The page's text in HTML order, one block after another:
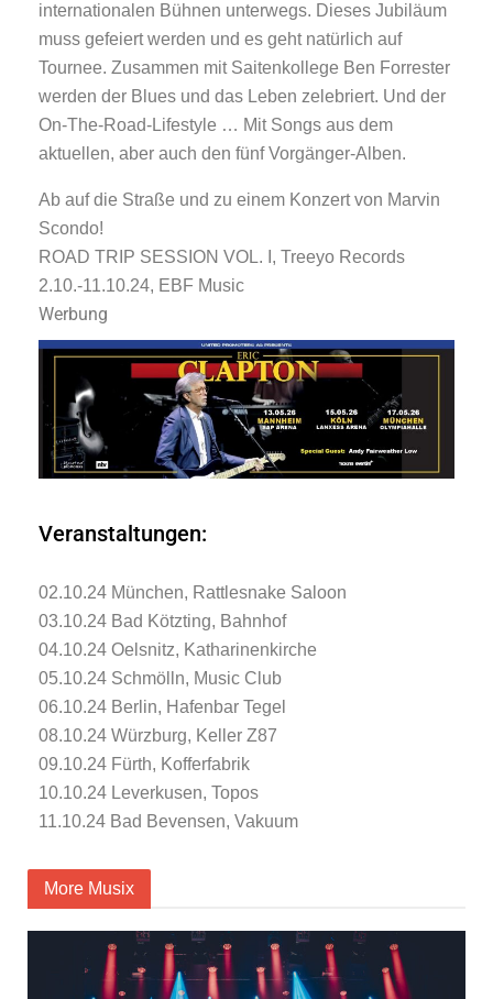
internationalen Bühnen unterwegs. Dieses Jubiläum
muss gefeiert werden und es geht natürlich auf
Tournee. Zusammen mit Saitenkollege Ben Forrester
werden der Blues und das Leben zelebriert. Und der
On-The-Road-Lifestyle … Mit Songs aus dem
aktuellen, aber auch den fünf Vorgänger-Alben.
Ab auf die Straße und zu einem Konzert von Marvin
Scondo!
ROAD TRIP SESSION VOL. I, Treeyo Records
2.10.-11.10.24, EBF Music
Werbung
Veranstaltungen:
02.10.24 München, Rattlesnake Saloon
03.10.24 Bad Kötzting, Bahnhof
04.10.24 Oelsnitz, Katharinenkirche
05.10.24 Schmölln, Music Club
06.10.24 Berlin, Hafenbar Tegel
08.10.24 Würzburg, Keller Z87
09.10.24 Fürth, Kofferfabrik
10.10.24 Leverkusen, Topos
11.10.24 Bad Bevensen, Vakuum
More Musix